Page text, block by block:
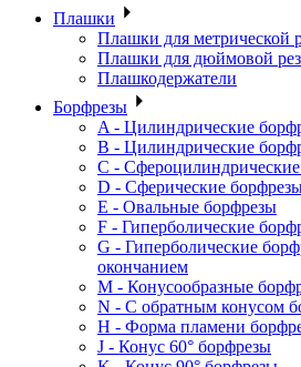
Плашки
Плашки для метрической
Плашки для дюймовой
Плашкодержатели
Борфрезы
A - Цилиндрические
B - Цилиндрические
C -
D - Сферические
E - Овальные борфрезы
F - Гиперболические
G - Гиперболические
окончанием
M - Конусообразные
N - С обратным конусом
H - Форма пламени
J - Конус 60° борфрезы